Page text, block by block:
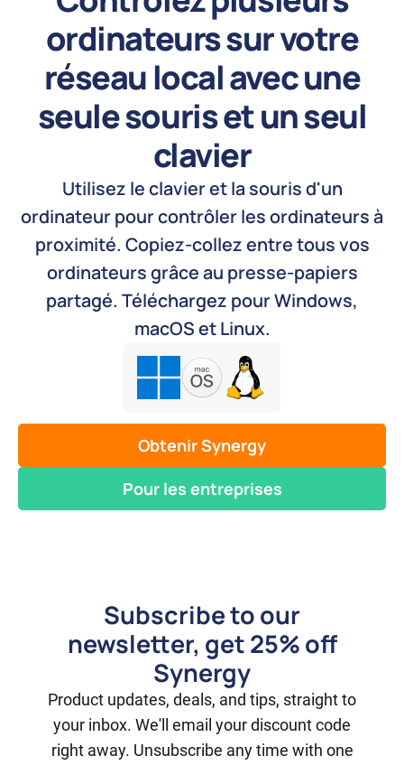
ordinateurs sur votre
réseau local avec une
seule souris et un seul
clavier
Utilisez le clavier et la souris d'un
ordinateur pour contrôler les ordinateurs à
proximité. Copiez-collez entre tous vos
ordinateurs grâce au presse-papiers
partagé. Téléchargez pour Windows,
macOS et Linux.
Obtenir Synergy
Pour les entreprises
Subscribe to our
newsletter, get 25% off
Synergy
Product updates, deals, and tips, straight to
your inbox. We'll email your discount code
right away. Unsubscribe any time with one